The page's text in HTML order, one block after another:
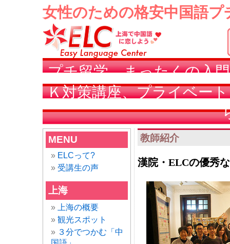
女性のための格安中国語
プチ留学、まったくの入
Ｋ対策講座、プライベー
MENU
ELCって?
受講生の声
上海
上海の概要
観光スポット
３分でつかむ「中
教師紹介
漢院・ELCの優秀